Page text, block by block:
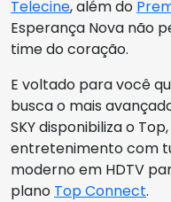
Telecine, além do
Esperança Nova não
time do coração.
E voltado para você
busca o mais
SKY disponibiliza o
entretenimento com
moderno em HDTV
plano Top Connect.